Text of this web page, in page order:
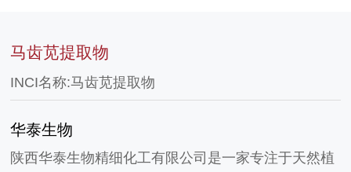
马齿苋提取物
INCI名称:马齿苋提取物
华泰生物
陕西华泰生物精细化工有限公司是一家专注于天然植